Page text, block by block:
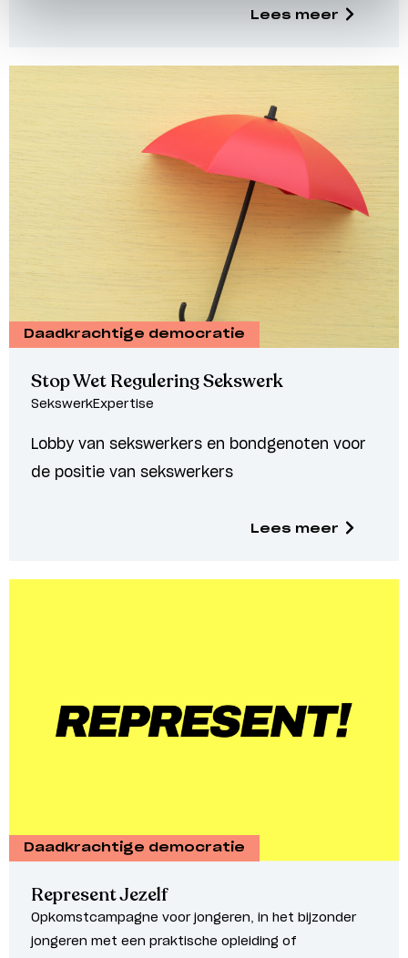
Lees meer
Daadkrachtige democratie
Stop Wet Regulering Sekswerk
SekswerkExpertise
Lobby van sekswerkers en bondgenoten voor
de positie van sekswerkers
Lees meer
Daadkrachtige democratie
Represent Jezelf
Opkomstcampagne voor jongeren, in het bijzonder
jongeren met een praktische opleiding of